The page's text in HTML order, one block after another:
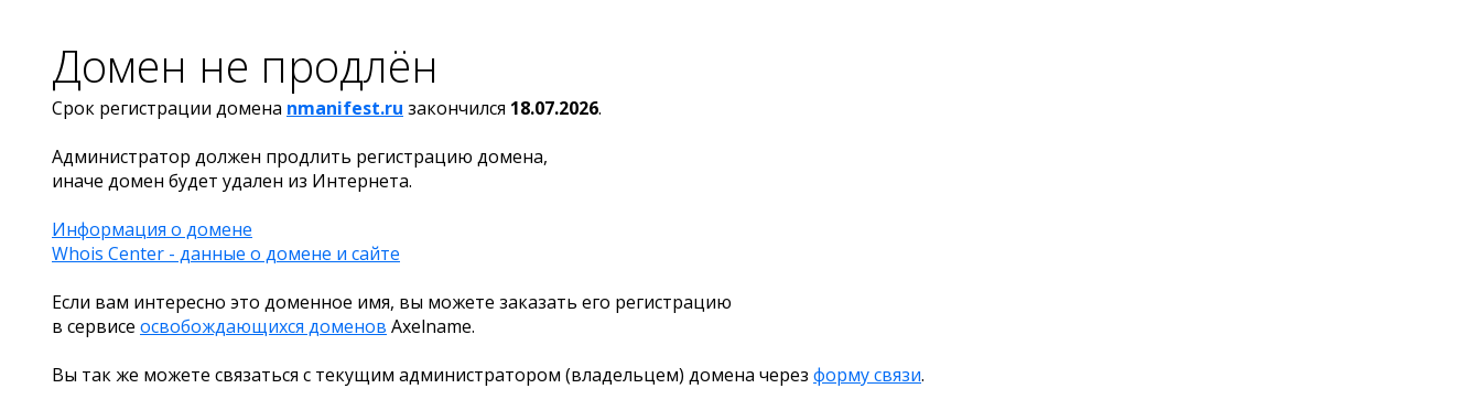
Домен не продлён
Срок регистрации домена nmanifest.ru закончился 18.07.2026.
Администратор должен продлить регистрацию домена,
иначе домен будет удален из Интернета.
Информация о домене
Whois Center - данные о домене и сайте
Если вам интересно это доменное имя, вы можете заказать его регистрацию
в сервисе освобождающихся доменов Axelname.
Вы так же можете связаться с текущим администратором (владельцем) домена через форму связи.